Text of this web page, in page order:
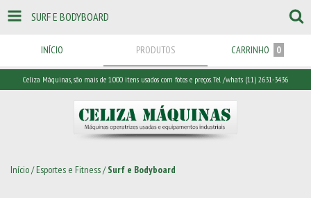
SURF E BODYBOARD
INÍCIO PRODUTOS CARRINHO 0
Celiza Máquinas, são mais de 1.000 itens usados com fotos e preços. Tel /whats (11) 2631-3436
Início/ Esportes e Fitness/ Surf e Bodyboard